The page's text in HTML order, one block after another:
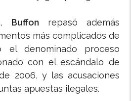
Buffon repasó además
más complicados de
el denominado proceso
con el escándalo de
2006, y las acusaciones
apuestas ilegales.